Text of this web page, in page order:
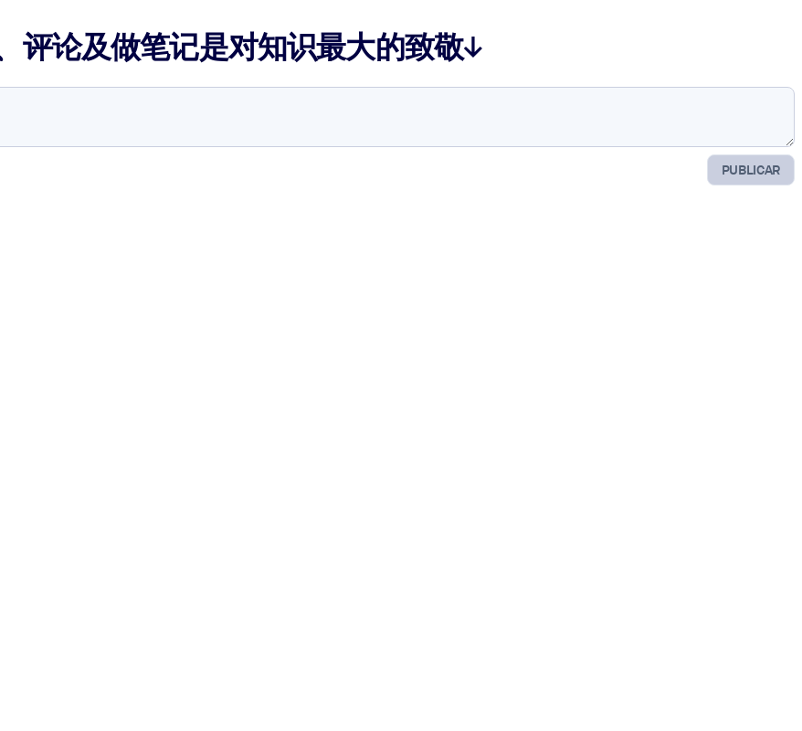
评论及做笔记是对知识最大的致敬↓
PUBLICAR